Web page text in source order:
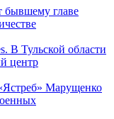
бывшему главе
В Тульской области
центр
Марущенко